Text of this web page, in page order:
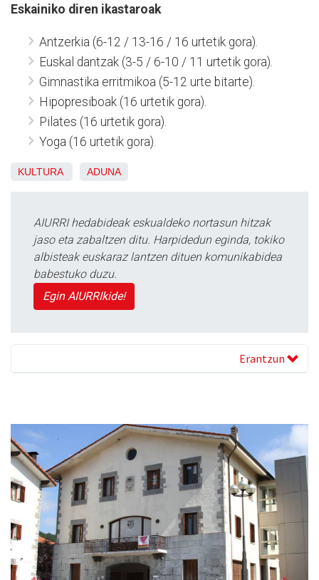
Eskainiko diren ikastaroak
Antzerkia (6-12 / 13-16 / 16 urtetik gora).
Euskal dantzak (3-5 / 6-10 / 11 urtetik gora).
Gimnastika erritmikoa (5-12 urte bitarte).
Hipopresiboak (16 urtetik gora).
Pilates (16 urtetik gora).
Yoga (16 urtetik gora).
KULTURA ADUNA
AIURRI hedabideak eskualdeko nortasun hitzak
jaso eta zabaltzen ditu. Harpidedun eginda, tokiko
albisteak euskaraz lantzen dituen komunikabidea
babestuko duzu.
Egin AIURRIkide!
Erantzun